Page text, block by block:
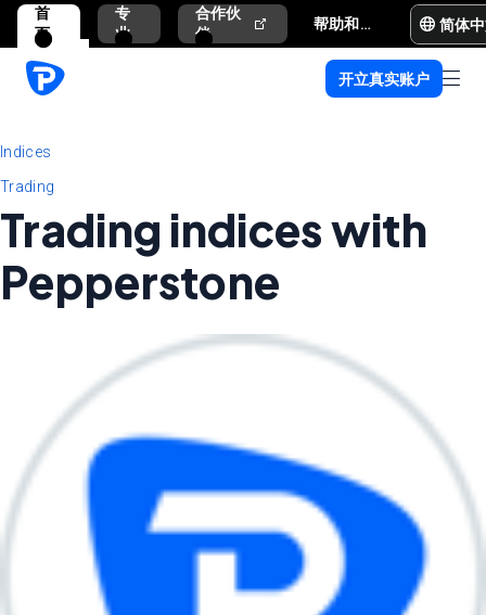
首
页
专
业
合作伙
伴
帮助和支持 简体
开立真实账户
Indices
Trading
Trading indices with
Pepperstone